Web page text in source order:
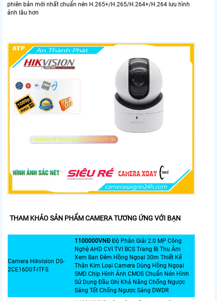
phiên bản mới nhất chuẩn nén H.265+/H.265/H.264+/H.264 lưu hình
ảnh lâu hơn
THAM KHẢO SẢN PHẨM CAMERA TƯƠNG ỨNG VỚI BẠN
Camera Hikvision DS-
2CE16D0T-ITFS
1100000VNÐ Độ Phân Giải 2.0 MP Công
Nghệ AHD CVI TVI BCS Trang Bị Thu Âm
Xem Ban Đêm Hồng Ngoại 30m Thiết Kế
Thân Kim Loại Camera Dùng Hồng Ngoại
SMD Chip Hình Ảnh CMOS Chuẩn Nén Hình
Sử Dụng Đầu Ghi Khả Năng Chống Ngược
Sáng Tốt Chống Ngược Sáng DWDR